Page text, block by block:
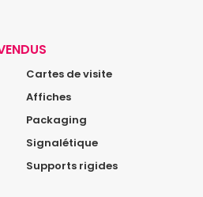
Cartes de visite
Affiches
Packaging
Signalétique
Supports rigides